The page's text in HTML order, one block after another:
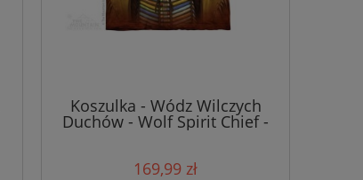
Koszulka - Wódz Wilczych
Duchów - Wolf Spirit Chief -
The Mountain
169,99 zł